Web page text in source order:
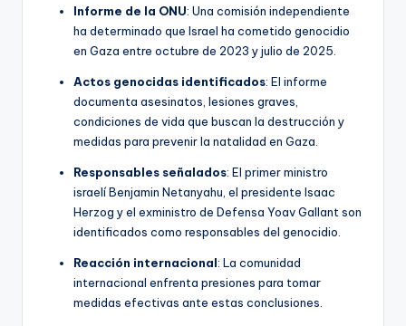
Informe de la ONU: Una comisión independiente
ha determinado que Israel ha cometido genocidio
en Gaza entre octubre de 2023 y julio de 2025.
Actos genocidas identificados: El informe
documenta asesinatos, lesiones graves,
condiciones de vida que buscan la destrucción y
medidas para prevenir la natalidad en Gaza.
Responsables señalados: El primer ministro
israelí Benjamin Netanyahu, el presidente Isaac
Herzog y el exministro de Defensa Yoav Gallant son
identificados como responsables del genocidio.
Reacción internacional: La comunidad
internacional enfrenta presiones para tomar
medidas efectivas ante estas conclusiones.